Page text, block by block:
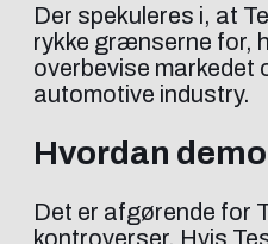
Der spekuleres i, at
rykke grænserne for,
overbevise markedet
automotive industry.
Hvordan
Det er afgørende for
kontroverser. Hvis